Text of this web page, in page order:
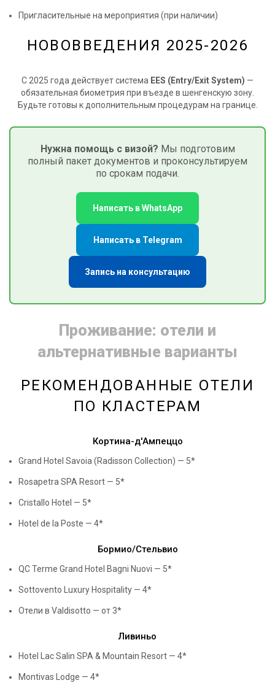
Пригласительные на мероприятия (при наличии)
НОВОВВЕДЕНИЯ 2025-2026
С 2025 года действует система EES (Entry/Exit System) —
обязательная биометрия при въезде в шенгенскую зону.
Будьте готовы к дополнительным процедурам на границе.
Нужна помощь с визой? Мы подготовим
полный пакет документов и проконсультируем
по срокам подачи.
Написать в WhatsApp
Написать в Telegram
Запись на консультацию
Проживание: отели и
альтернативные варианты
РЕКОМЕНДОВАННЫЕ ОТЕЛИ
ПО КЛАСТЕРАМ
Кортина-д'Ампеццо
Grand Hotel Savoia (Radisson Collection) — 5*
Rosapetra SPA Resort — 5*
Cristallo Hotel — 5*
Hotel de la Poste — 4*
Бормио/Стельвио
QC Terme Grand Hotel Bagni Nuovi — 5*
Sottovento Luxury Hospitality — 4*
Отели в Valdisotto — от 3*
Ливиньо
Hotel Lac Salin SPA & Mountain Resort — 4*
Montivas Lodge — 4*